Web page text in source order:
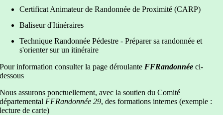
Certificat Animateur de Randonnée de Proximité (CARP)
Baliseur d'Itinéraires
Technique Randonnée Pédestre - Préparer sa randonnée et
s'orienter sur un itinéraire
information consulter la page déroulante FFRandonnéeci-
assurons ponctuellement, avec la soutien du Comité
FFRandonnée 29, des formations internes (exemple :
de carte)